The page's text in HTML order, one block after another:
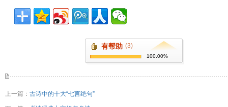
有帮助 (3)
100.00%
上一篇： 古诗中的十大“七言绝句”